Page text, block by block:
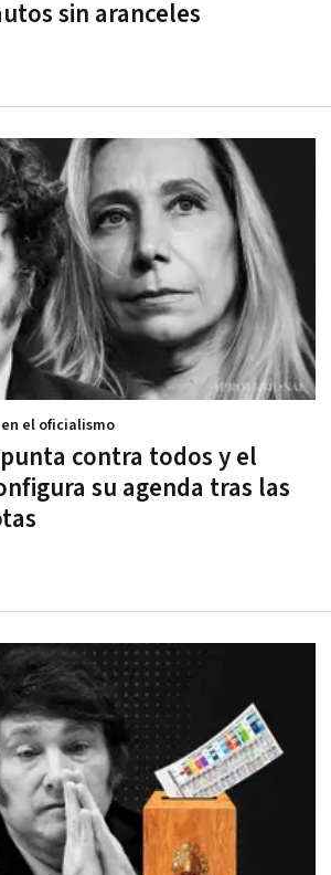
sin aranceles
contra todos y el
su agenda tras las
el oficialismo